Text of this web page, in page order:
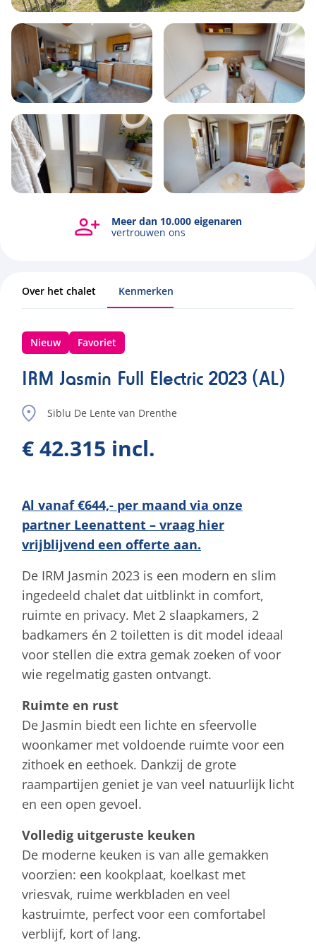
4 2
Meer dan 10.000 eigenaren
vertrouwen ons
Over het chalet Kenmerken
Nieuw Favoriet
IRM Jasmin Full Electric 2023 (AL)
Siblu De Lente van Drenthe
€ 42.315 incl.
Al vanaf €644,- per maand via onze
partner Leenattent – vraag hier
vrijblijvend een offerte aan.
De IRM Jasmin 2023 is een modern en slim
ingedeeld chalet dat uitblinkt in comfort,
ruimte en privacy. Met 2 slaapkamers, 2
badkamers én 2 toiletten is dit model ideaal
voor stellen die extra gemak zoeken of voor
wie regelmatig gasten ontvangt.
Ruimte en rust
De Jasmin biedt een lichte en sfeervolle
woonkamer met voldoende ruimte voor een
zithoek en eethoek. Dankzij de grote
raampartijen geniet je van veel natuurlijk licht
en een open gevoel.
Volledig uitgeruste keuken
De moderne keuken is van alle gemakken
voorzien: een kookplaat, koelkast met
vriesvak, ruime werkbladen en veel
kastruimte, perfect voor een comfortabel
verblijf, kort of lang.